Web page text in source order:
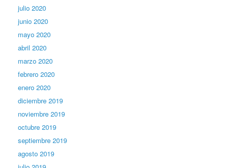
julio 2020
junio 2020
mayo 2020
abril 2020
marzo 2020
febrero 2020
enero 2020
diciembre 2019
noviembre 2019
octubre 2019
septiembre 2019
agosto 2019